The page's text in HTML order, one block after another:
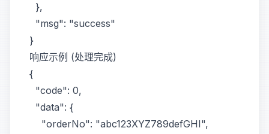
  },
  "msg": "success"
响应示例 (处理完成)
{
  "code": 0,
  "data": {
    "orderNo": "abc123XYZ789defGHI",